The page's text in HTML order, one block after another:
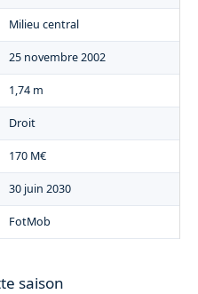
Milieu central
25 novembre 2002
1,74 m
Droit
170 M€
30 juin 2030
FotMob
saison